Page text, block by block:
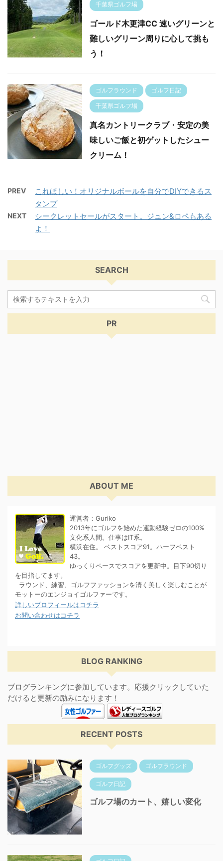
千葉県ゴルフ場
ゴールド木更津CC 速いグリーンと
難しいグリーン周りに心して挑も
う！
ゴルフラウンド ゴルフ日記
千葉県ゴルフ場
真名カントリークラブ・安定の美
味しいご飯と初ゲットしたシュー
クリーム！
PREV
これほしい！オリジナルボールを自分でDIYできるス
タンプ
NEXT
シークレットセールがスタート。ジュン&ロペもある
よ！
SEARCH
PR
ABOUT ME
運営者：Guriko
2013年にゴルフを始めた運動経験ゼロの100%
文化系人間。仕事はIT系。
横浜在住。 ベストスコア91。ハーフベスト
43。
ゆっくりペースでスコアを更新中。目下90切り
を目指してます。
ラウンド、練習、ゴルフファッションを清く美しく楽しむことが
モットーのエンジョイゴルファーです。
詳しいプロフィールはコチラ
お問い合わせはコチラ
BLOG RANKING
ブログランキングに参加しています。応援クリックしていた
だけると更新の励みになります！
RECENT POSTS
ゴルフグッズ ゴルフラウンド
ゴルフ日記
ゴルフ場のカート、嬉しい変化